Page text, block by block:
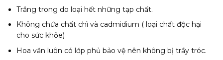
Trắng trong do loại hết những tạp chất.
Không chứa chất chì và cadmidium ( loại chất độc hại
cho sức khỏe)
Hoa văn luôn có lớp phủ bảo vệ nên không bị trầy tróc.